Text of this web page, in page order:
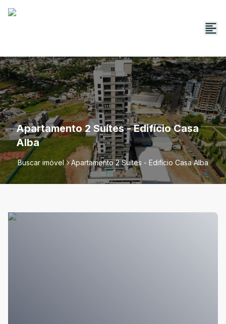
Apartamento 2 Suítes - Edifício Casa
Alba
Buscar imóvel Apartamento 2 Suítes - Edifício Casa Alba